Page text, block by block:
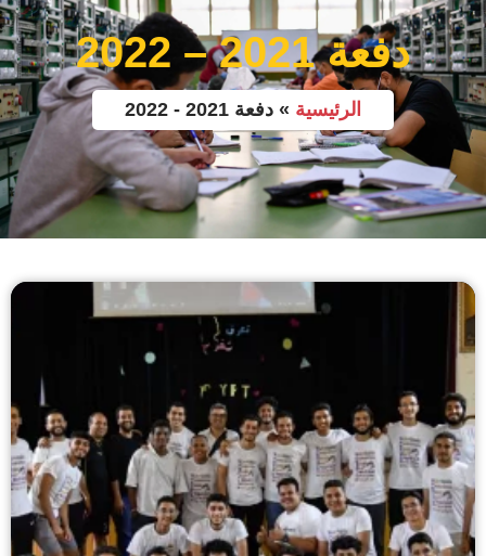
دفعة 2021 – 2022
الرئيسية» دفعة 2021 - 2022